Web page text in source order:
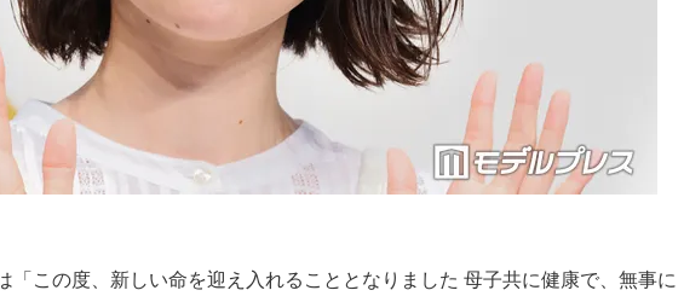
「この度、新しい命を迎え入れることとなりました 母子共に健康で、無事に